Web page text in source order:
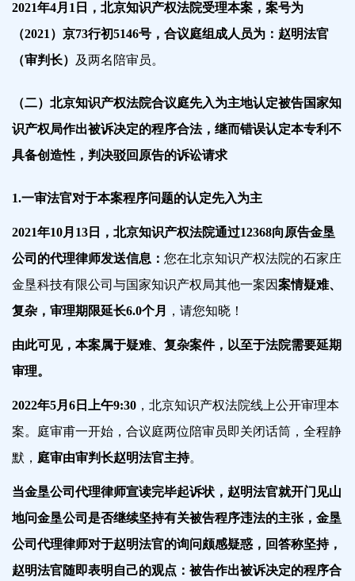
2021年4月1日，北京知识产权法院受理本案，案号为
（2021）京73行初5146号，合议庭组成人员为： 赵明法官
（审判长）
及两名陪审员。
（二）北京知识产权法院合议庭先入为主地认定被告国家知
识产权局作出被诉决定的程序合法，继而错误认定本专利不
具备创造性，判决驳回原告的诉讼请求
1.一审法官对于本案程序问题的认定先入为主
2021年10月13日，北京知识产权法院通过12368向原告金垦
公司的代理律师发送信息： 您在北京知识产权法院的石家庄
金垦科技有限公司与国家知识产权局其他一案因案情疑难、
复杂，审理期限延长6.0个月
，请您知晓！
由此可见，本案属于疑难、复杂案件，以至于法院需要延期
审理。
2022年5月6日上午9:30 ，北京知识产权法院线上公开审理本
案。庭审甫一开始，合议庭两位陪审员即关闭话筒，全程静
默， 庭审由审判长赵明法官主持。
当金垦公司代理律师宣读完毕起诉状，赵明法官就开门见山
地问金垦公司是否继续坚持有关被告程序违法的主张，金垦
公司代理律师对于赵明法官的询问颇感疑惑，回答称坚持，
赵明法官随即表明自己的观点：被告作出被诉决定的程序合